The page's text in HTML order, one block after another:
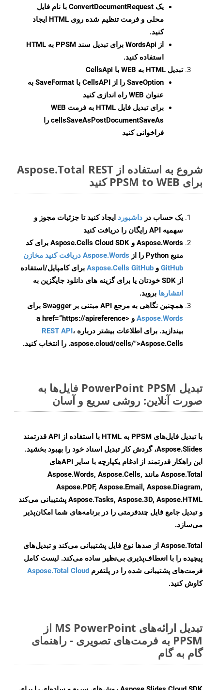
یک ConvertDocumentRequest با نام فایل
محلی و فرمت تنظیم شده روی HTML ایجاد
کنید.
از WordsApi برای تبدیل سند PPSM به HTML
استفاده کنید.
تبدیل HTML به WEB با CellsApi
SaveOption
را از CellsAPI با SaveFormat به
عنوان WEB راه اندازی کنید
برای تبدیل فایل HTML به فرمت
WEB
cellsSaveAsPostDocumentSaveAs را
فراخوانی کنید
شروع به استفاده از Aspose.Total REST
برای PPSM to WEB کنید
یک حساب در داشبورد ایجاد کنید تا جزئیات مجوز و
سهمیه API رایگان را دریافت کنید
Aspose.Words و Aspose.Cells Cloud SDK برای کد
منبع Python را از
Aspose.Words دریافت کنید مخازن
GitHub و Aspose.Cells GitHub برای کامپایل/استفاده
از SDK خودتان یا برای گزینه های دانلود جایگزین به
انتشارها بروید.
همچنین نگاهی به مرجع API مبتنی بر Swagger برای
Aspose.Words
و <a href=“https://apireference
بیندازید. برای اطلاعات بیشتر درباره REST API،
.aspose.cloud/cells/">Aspose.Cells را انتخاب کنید.
تبدیل PowerPoint PPSM فایل‌ها به
صورت آنلاین: روشی سریع و آسان
با تبدیل فایل‌های PPSM به HTML با استفاده از API قدرتمند
Aspose.Slides، گردش کار تبدیل اسناد خود را بهبود بخشید.
این راهکار قدرتمند از ادغام یکپارچه با سایر APIهای
Aspose.Total مانند Aspose.Words, Aspose.Cells,
Aspose.PDF, Aspose.Email, Aspose.Diagram,
Aspose.Tasks, Aspose.3D, Aspose.HTML پشتیبانی می‌کند
و تبدیل جامع فایل چندفرمتی را در برنامه‌های شما امکان‌پذیر
می‌سازد.
Aspose.Total از صدها نوع فایل پشتیبانی می‌کند و تبدیل‌های
پیچیده را با انعطاف‌پذیری بی‌نظیر ساده می‌کند. لیست کامل
فرمت‌های پشتیبانی شده را در پلتفرم Aspose.Total Cloud
کاوش کنید.
تبدیل ارائه‌های MS PowerPoint از
PPSM به فرمت‌های تصویری - راهنمای
گام به گام